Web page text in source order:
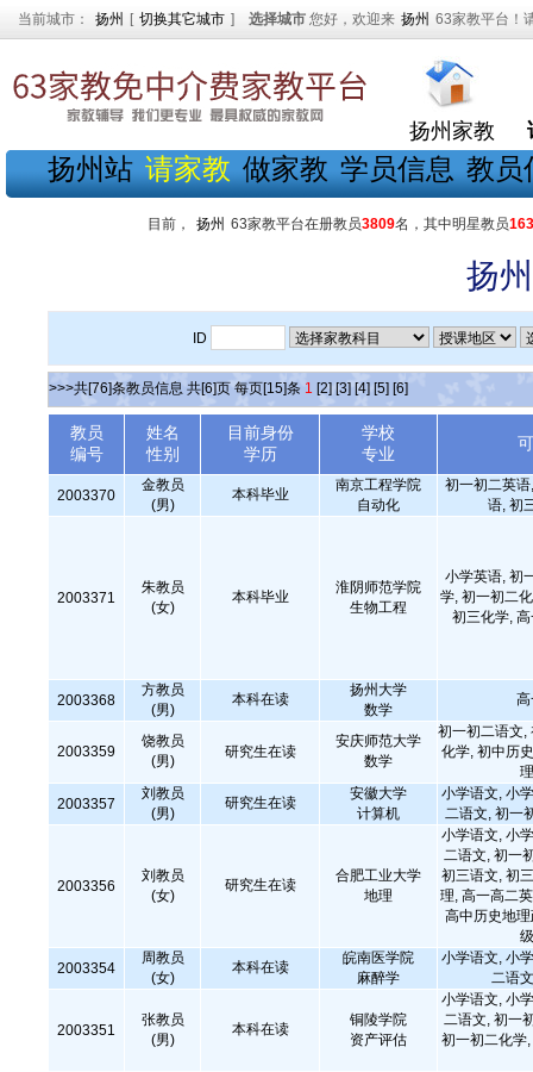
当前城市： 扬州 [ 切换其它城市 ] 选择城市 您好，欢迎来 扬州 63家教平台！
扬州家教
扬州站 请家教 做家教 学员信息 教员
目前， 扬州 63家教平台在册教员3809名，其中明星教员163
扬
ID
>>>共[76]条教员信息 共[6]页 每页[15]条 1 [2] [3] [4] [5] [6]
教员
编号
姓名
性别
目前身份
学历
学校
专业
2003370
金教员
(男)
本科毕业
南京工程学院
自动化
初一初二英
语, 初
2003371
朱教员
(女)
本科毕业
淮阴师范学院
生物工程
小学英语, 初
学, 初一初二
初三化学,
2003368
方教员
(男)
本科在读
扬州大学
数学
2003359
饶教员
(男)
研究生在读
安庆师范大学
数学
初一初二语文,
化学, 初中历
2003357
刘教员
(男)
研究生在读
安徽大学
计算机
小学语文, 小
二语文, 初一
2003356
刘教员
(女)
研究生在读
合肥工业大学
地理
小学语文, 小
二语文, 初一
初三语文, 初
理, 高一高二
高中历史地
2003354
周教员
(女)
本科在读
皖南医学院
麻醉学
小学语文, 小
二语
2003351
张教员
(男)
本科在读
铜陵学院
资产评估
小学语文, 小
二语文, 初一
初一初二化学